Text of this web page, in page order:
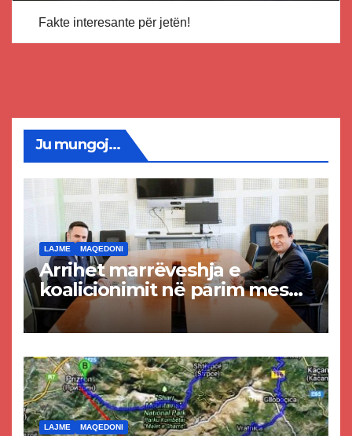
Fakte interesante për jetën!
Ju mungoj...
LAJME MAQEDONI
Arrihet marrëveshja e
koalicionimit në parim mes
Kurtit dhe Abdixhikut
LAJME MAQEDONI